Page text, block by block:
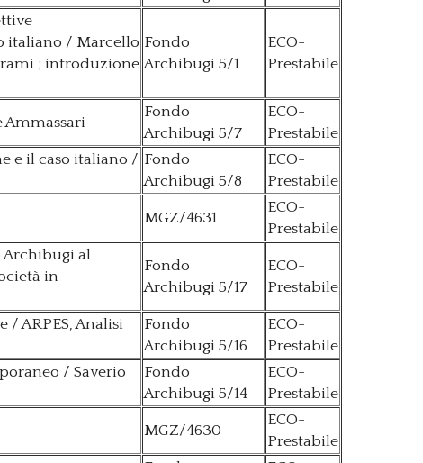
italiano / Marcello
; introduzione
Fondo
Archibugi 5/1
ECO-
Prestabile
Ammassari
Fondo
Archibugi 5/7
ECO-
Prestabile
e il caso italiano / Fondo
Archibugi 5/8
ECO-
Prestabile
MGZ/4631
ECO-
Prestabile
Archibugi al
in
Fondo
Archibugi 5/17
ECO-
Prestabile
ARPES, Analisi
Fondo
Archibugi 5/16
ECO-
Prestabile
/ Saverio
Fondo
Archibugi 5/14
ECO-
Prestabile
MGZ/4630
ECO-
Prestabile